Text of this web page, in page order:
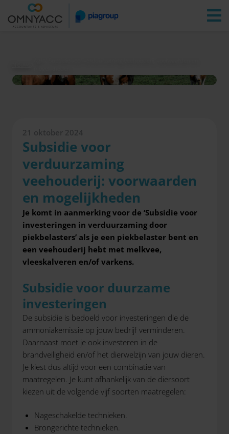
Vestigingen Zoeken
21 oktober 2024
Subsidie voor
verduurzaming
veehouderij: voorwaarden
en mogelijkheden
Je komt in aanmerking voor de ‘Subsidie voor
investeringen in verduurzaming door
piekbelasters’ als je een piekbelaster bent en
een veehouderij hebt met melkvee,
vleeskalveren en/of varkens.
Subsidie voor duurzame
investeringen
De subsidie is bedoeld voor investeringen die de
ammoniakemissie op jouw bedrijf verminderen.
Daarnaast moet je ook investeren in de
brandveiligheid en/of het dierwelzijn van jouw dieren.
Je kiest dus altijd voor een combinatie van
maatregelen. Je kunt afhankelijk van de diersoort
kiezen uit de volgende vijf soorten maatregelen:
Nageschakelde technieken.
Brongerichte technieken.